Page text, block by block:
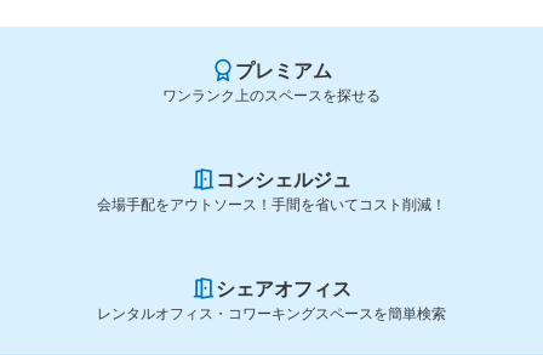
プレミアム
ワンランク上のスペースを探せる
コンシェルジュ
会場手配をアウトソース！手間を省いてコスト削減！
シェアオフィス
レンタルオフィス・コワーキングスペースを簡単検索